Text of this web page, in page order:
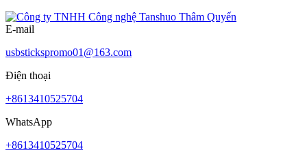
E-mail
usbstickspromo01@163.com
Điện thoại
+8613410525704
WhatsApp
+8613410525704